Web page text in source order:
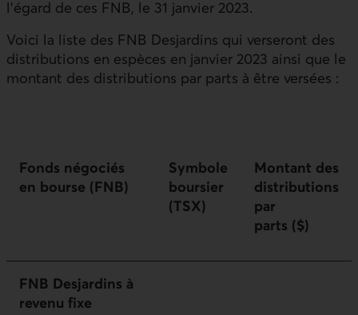
l’égard de ces FNB, le 31 janvier 2023.
Voici la liste des FNB Desjardins qui verseront des
distributions en espèces en janvier 2023 ainsi que le
montant des distributions par parts à être versées :
Fonds négociés
en bourse (FNB)
Symbole
boursier
(TSX)
Montant des
distributions
par
parts ($)
FNB Desjardins à
revenu fixe